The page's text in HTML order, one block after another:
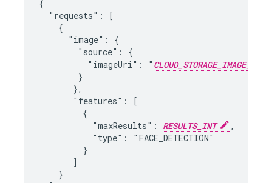
{
  "requests": [
    {
      "image": {
        "source": {
          "imageUri": "
CLOUD_STORAGE_IMAGE_URI
        }
       },
       "features": [
         {
           "maxResults":
RESULTS_INT
,
           "type": "FACE_DETECTION"
         }
       ]
    }